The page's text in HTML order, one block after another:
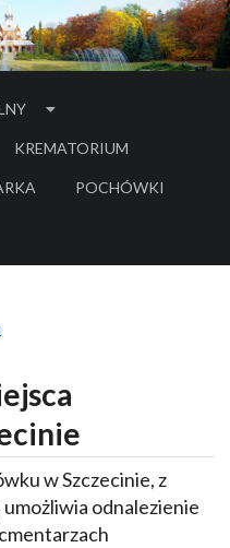
KREMATORIUM
POCHÓWKI
- LINK DO SERWISU
w Szczecinie, z
odnalezienie